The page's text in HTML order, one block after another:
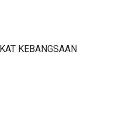
KEBANGSAAN